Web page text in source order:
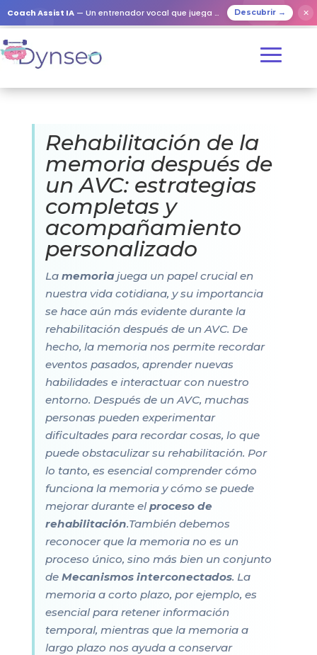
Coach Assist IA — Un entrenador vocal que juega con tus seres queridos Descubrir → ✕
Rehabilitación de la
memoria después de
un AVC: estrategias
completas y
acompañamiento
personalizado
La memoriajuega un papel crucial en
nuestra vida cotidiana, y su importancia
se hace aún más evidente durante la
rehabilitación después de un AVC. De
hecho, la memoria nos permite recordar
eventos pasados, aprender nuevas
habilidades e interactuar con nuestro
entorno. Después de un AVC, muchas
personas pueden experimentar
dificultades para recordar cosas, lo que
puede obstaculizar su rehabilitación. Por
lo tanto, es esencial comprender cómo
funciona la memoria y cómo se puede
mejorar durante elproceso de
rehabilitación.También debemos
reconocer que la memoria no es un
proceso único, sino más bien un conjunto
de Mecanismos interconectados. La
memoria a corto plazo, por ejemplo, es
esencial para retener información
temporal, mientras que la memoria a
largo plazo nos ayuda a conservar